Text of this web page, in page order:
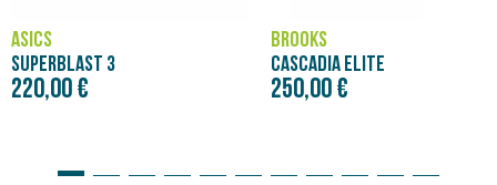
ASICS
SUPERBLAST 3
220,00 €
BROOKS
CASCADIA ELITE
250,00 €